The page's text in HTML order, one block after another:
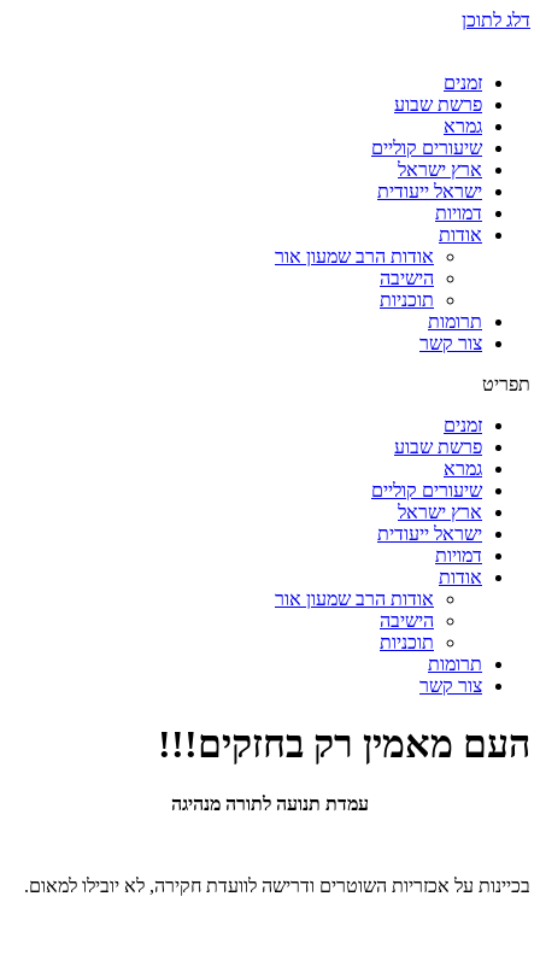
דלג לתוכן
זמנים
פרשת שבוע
גמרא
שיעורים קוליים
ארץ ישראל
ישראל ייעודית
דמויות
אודות
אודות הרב שמעון אור
הישיבה
תוכניות
תרומות
צור קשר
תפריט
זמנים
פרשת שבוע
גמרא
שיעורים קוליים
ארץ ישראל
ישראל ייעודית
דמויות
אודות
אודות הרב שמעון אור
הישיבה
תוכניות
תרומות
צור קשר
העם מאמין רק בחזקים!!!
עמדת תנועה לתורה מנהיגה
בכיינות על אכזריות השוטרים ודרישה לוועדת חקירה, לא יובילו למאום.